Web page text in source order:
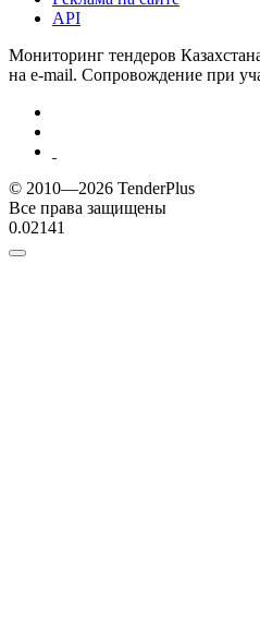
API
Мониторинг тендеров
на e-mail. Сопровождение при
© 2010—2026 TenderPlus
Все права защищены
0.02141